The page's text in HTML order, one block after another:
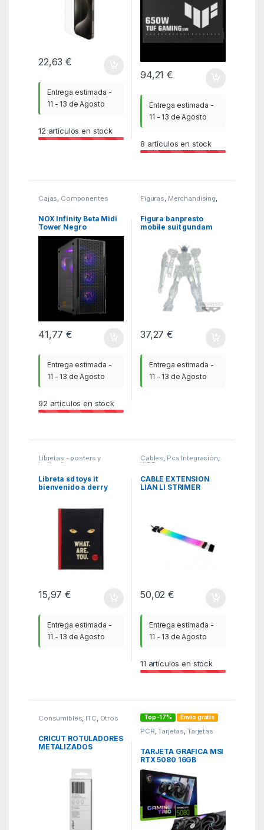
22,63€
Entrega estimada -
11 - 13 de Agosto
12 artículos en stock
94,21€
Entrega estimada -
11 - 13 de Agosto
8 artículos en stock
Cajas, Componentes
integración ,
NOX Infinity Beta Midi
Tower Negro
41,77€
Entrega estimada -
11 - 13 de Agosto
92 artículos en stock
Figuras, Merchandising,
MGSR
Figura banpresto
mobile suit gundam
gat – x105 strike
gundam weapon
version b
37,27€
Entrega estimada -
11 - 13 de Agosto
Libretas - posters y
bolígrafos
Libreta sd toys it
bienvenido a derry
15,97€
Entrega estimada -
11 - 13 de Agosto
Cables, Pcs Integración,
WBR
CABLE EXTENSION
LIAN LI STRIMER
50,02€
Entrega estimada -
11 - 13 de Agosto
11 artículos en stock
Consumibles, ITC, Otros
CRICUT ROTULADORES
METALIZADOS
DORADO/PLATA/COBR
E (3 UDS.) +
Top -17% Envío gratis
PCR,Tarjetas, Tarjetas
Gráficas
TARJETA GRAFICA MSI
RTX 5080 16GB
GAMING TRIO OC